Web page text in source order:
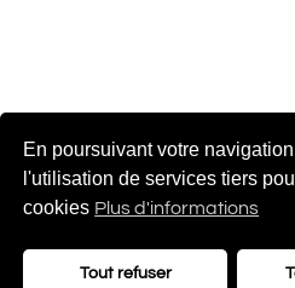
© 2022
En poursuivant votre
l'utilisation de services tiers
cookies Plus d'informations
Tout refuser